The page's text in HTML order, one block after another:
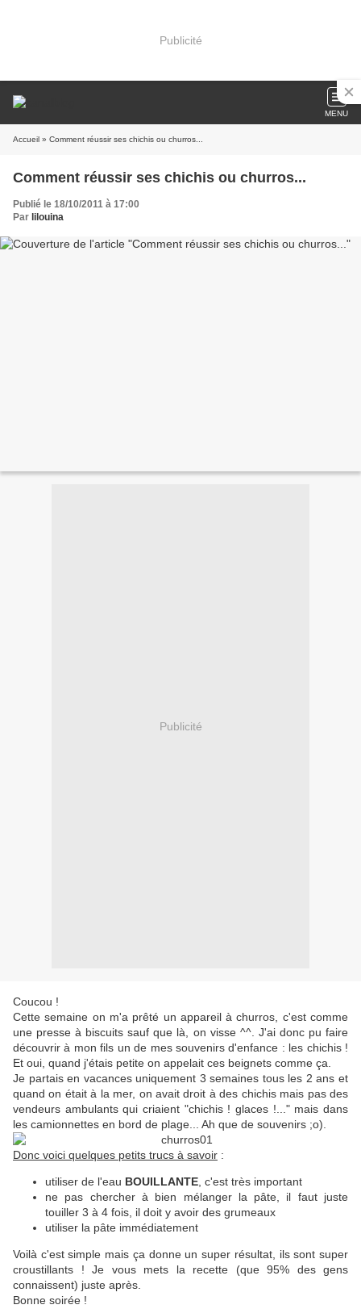
Publicité
MENU
Accueil » Comment réussir ses chichis ou churros...
Comment réussir ses chichis ou churros...
Publié le 18/10/2011 à 17:00
Par lilouina
Publicité
Coucou !
Cette semaine on m'a prêté un appareil à churros, c'est comme
une presse à biscuits sauf que là, on visse ^^. J'ai donc pu faire
découvrir à mon fils un de mes souvenirs d'enfance : les chichis !
Et oui, quand j'étais petite on appelait ces beignets comme ça.
Je partais en vacances uniquement 3 semaines tous les 2 ans et
quand on était à la mer, on avait droit à des chichis mais pas des
vendeurs ambulants qui criaient "chichis ! glaces !..." mais dans
les camionnettes en bord de plage... Ah que de souvenirs ;o).
Donc voici quelques petits trucs à savoir :
utiliser de l'eau BOUILLANTE , c'est très important
ne pas chercher à bien mélanger la pâte, il faut juste
touiller 3 à 4 fois, il doit y avoir des grumeaux
utiliser la pâte immédiatement
Voilà c'est simple mais ça donne un super résultat, ils sont super
croustillants ! Je vous mets la recette (que 95% des gens
connaissent) juste après.
Bonne soirée !